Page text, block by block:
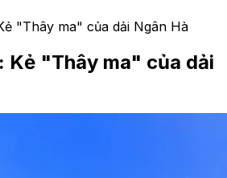
"Thây ma" của dải Ngân Hà
Kẻ "Thây ma" của dải